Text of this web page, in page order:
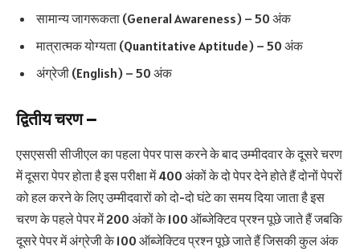
सामान्य जागरूकता (General Awareness) – 50 अंक
मात्रात्मक योग्यता (Quantitative Aptitude) – 50 अंक
अंग्रेजी (English) – 50 अंक
द्वितीय चरण –
एसएससी सीजीएल का पहला पेपर पास करने के बाद उम्मीदवार के दूसरे चरण
में दूसरा पेपर होता है इस परीक्षा में 400 अंकों के दो पेपर देने होते हैं दोनों पेपरों
को हल करने के लिए उम्मीदवारों को दो-दो घंटे का समय दिया जाता है इस
चरण के पहले पेपर में 200 अंकों के 100 ऑब्जेक्टिव प्रश्न पूछे जाते हैं जबकि
दूसरे पेपर में अंग्रेजी के 100 ऑब्जेक्टिव प्रश्न पूछे जाते हैं जिसकी कुल अंक